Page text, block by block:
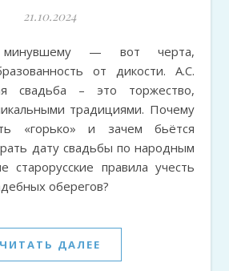
21.10.2024
от дикости. А.С.
свадьба – это торжество,
традициями. Почему
«горько» и зачем бьётся
дату свадьбы по народным
старорусские правила учесть
оберегов?
ЧИТАТЬ ДАЛЕЕ